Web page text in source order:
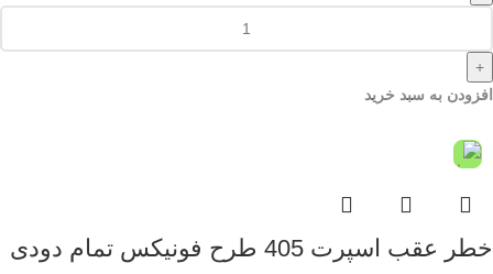
+
افزودن به سبد خرید
خطر عقب اسپرت 405 طرح فونیکس تمام دودی